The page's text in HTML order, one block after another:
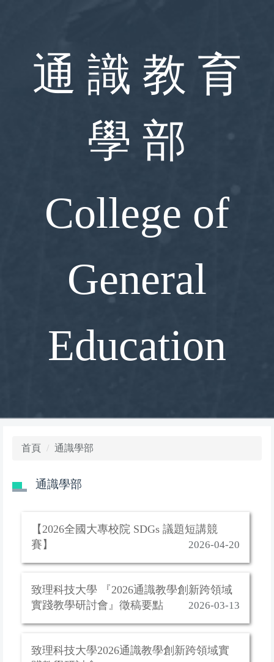
通 識 教 育
學 部
College of
General
Education
首頁 通識學部
通識學部
【2026全國大專校院 SDGs 議題短講競
賽】
2026-04-20
致理科技大學 『2026通識教學創新跨領域
實踐教學研討會』徵稿要點
2026-03-13
致理科技大學2026通識教學創新跨領域實